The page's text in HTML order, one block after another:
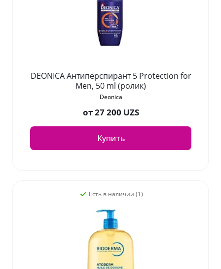
DEONICA Антиперспирант 5 Protection for
Men, 50 ml (ролик)
Deonica
от27 200 UZS
Купить
Есть в наличии (1)